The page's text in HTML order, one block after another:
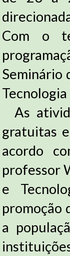
Com o
Seminário
As
gratuitas
acordo
professor
e
promoção
a